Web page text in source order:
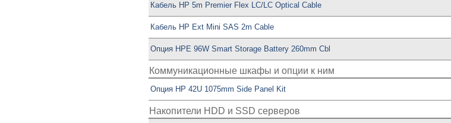
Кабель HP 5m Premier Flex LC/LC Optical Cable
Кабель HP Ext Mini SAS 2m Cable
Опция HPE 96W Smart Storage Battery 260mm Cbl
Коммуникационные шкафы и опции к ним
Опция HP 42U 1075mm Side Panel Kit
Накопители HDD и SSD серверов